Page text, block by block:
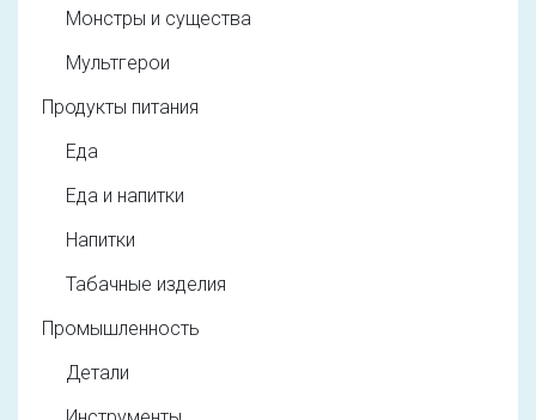
Монстры и существа
Мультгерои
Продукты питания
Еда
Еда и напитки
Напитки
Табачные изделия
Промышленность
Детали